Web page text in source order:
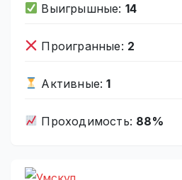
Выигрышные: 14
Проигранные: 2
Активные:1
Проходимость: 88%